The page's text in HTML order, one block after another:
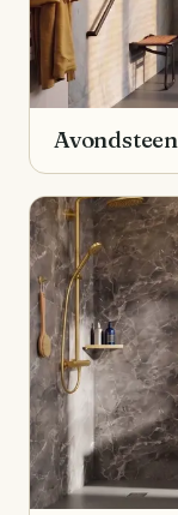
Avondsteen